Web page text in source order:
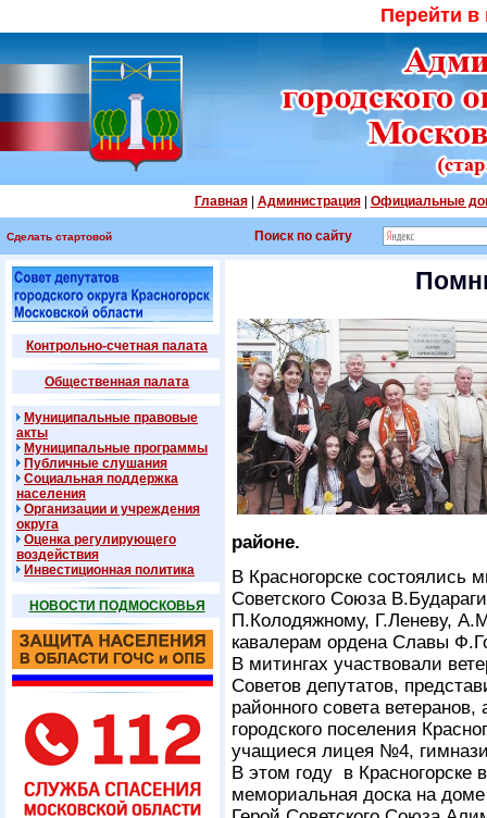
Перейти
Главная| Администрация| Официальные
Сделать стартовой Поиск по сайту
Контрольно-счетная палата
Общественная палата
Муниципальные правовые
акты
Муниципальные программы
Публичные слушания
Социальная поддержка
населения
Организации и учреждения
округа
Оценка регулирующего
воздействия
Инвестиционная политика
НОВОСТИ ПОДМОСКОВЬЯ
районе.
В Красногорске состоялись
Советского Союза
П.Колодяжному, Г.Леневу,
кавалерам ордена Славы
В митингах участвовали
Советов депутатов,
районного совета
городского поселения
учащиеся лицея №4,
В этом году в Красногорске
мемориальная доска на